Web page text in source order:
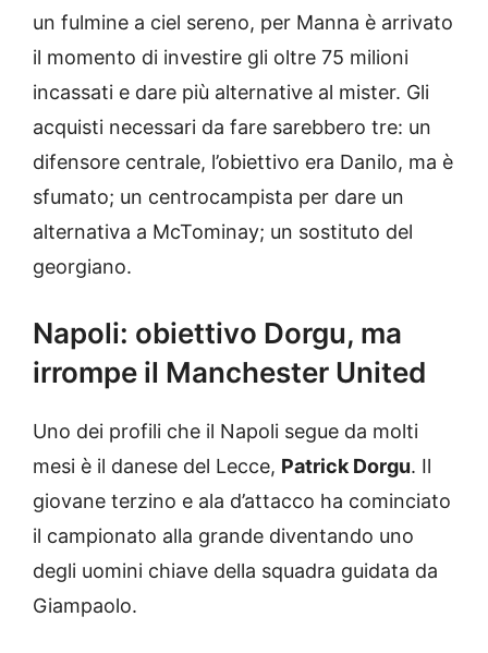
un fulmine a ciel sereno, per Manna è arrivato
il momento di investire gli oltre 75 milioni
incassati e dare più alternative al mister. Gli
acquisti necessari da fare sarebbero tre: un
difensore centrale, l’obiettivo era Danilo, ma è
sfumato; un centrocampista per dare un
alternativa a McTominay; un sostituto del
georgiano.
Napoli: obiettivo Dorgu, ma
irrompe il Manchester United
Uno dei profili che il Napoli segue da molti
mesi è il danese del Lecce, Patrick Dorgu. Il
giovane terzino e ala d’attacco ha cominciato
il campionato alla grande diventando uno
degli uomini chiave della squadra guidata da
Giampaolo.